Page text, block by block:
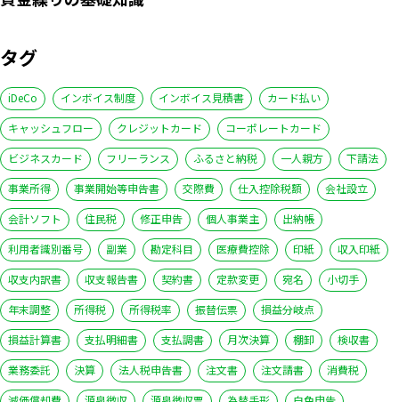
タグ
iDeCo インボイス制度 インボイス見積書
カード払い
キャッシュフロー
クレジットカード
コーポレートカード
ビジネスカード
フリーランス ふるさと納税 一人親方
下請法
事業所得
事業開始等申告書 交際費 仕入控除税額
会社設立
会計ソフト
住民税 修正申告 個人事業主
出納帳
利用者識別番号
副業 勘定科目 医療費控除 印紙
収入印紙
収支内訳書
収支報告書 契約書 定款変更 宛名
小切手
年末調整
所得税 所得税率 振替伝票
損益分岐点
損益計算書
支払明細書 支払調書 月次決算 棚卸
検収書
業務委託
決算 法人税申告書 注文書 注文請書
消費税